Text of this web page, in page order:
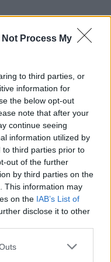
Not Process My
to third parties, or
information for
the below opt-out
note that after your
continue seeing
information utilized by
to third parties prior to
out of the further
by third parties on the
This information may
on the IAB’s List of
disclose it to other
one or more Google
of China (Taiwan)